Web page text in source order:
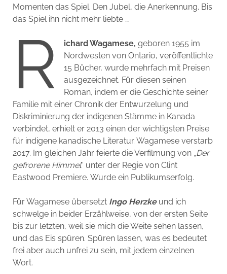
Momenten das Spiel. Den Jubel, die Anerkennung. Bis
das Spiel ihn nicht mehr liebte …
R ichard Wagamese,geboren 1955 im
Nordwesten von Ontario, veröffentlichte
15 Bücher, wurde mehrfach mit Preisen
ausgezeichnet. Für diesen seinen
Roman, indem er die Geschichte seiner
Familie mit einer Chronik der Entwurzelung und
Diskriminierung der indigenen Stämme in Kanada
verbindet, erhielt er 2013 einen der wichtigsten Preise
für indigene kanadische Literatur. Wagamese verstarb
2017. Im gleichen Jahr feierte die Verfilmung von „Der
gefrorene Himmel“ unter der Regie von Clint
Eastwood Premiere. Wurde ein Publikumserfolg.
Für Wagamese übersetzt Ingo Herzkeund ich
schwelge in beider Erzählweise, von der ersten Seite
bis zur letzten, weil sie mich die Weite sehen lassen,
und das Eis spüren. Spüren lassen, was es bedeutet
frei aber auch unfrei zu sein, mit jedem einzelnen
Wort.